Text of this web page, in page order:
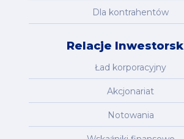
Dla kontrahentów
Relacje
Ład korporacyjny
Akcjonariat
Notowania